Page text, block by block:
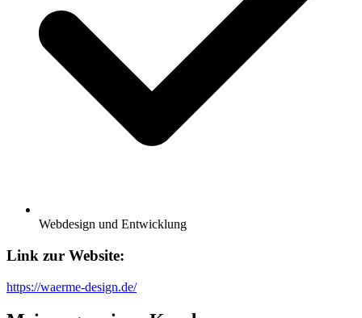
Webdesign und Entwicklung
Link zur Website:
https://waerme-design.de/